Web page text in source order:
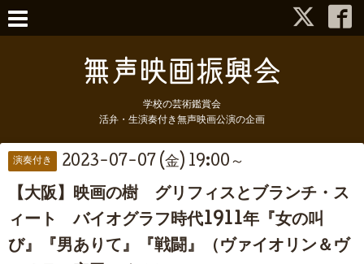
学校の芸術鑑賞会
活弁・生演奏付き無声映画公演の企画
演奏付き 2023-07-07 (金) 19:00～
【大阪】映画の樹 グリフィスとブランチ・ス
ィート バイオグラフ時代1911年『女の叫
び』『男ありて』『戦闘』（ヴァイオリン＆ヴ